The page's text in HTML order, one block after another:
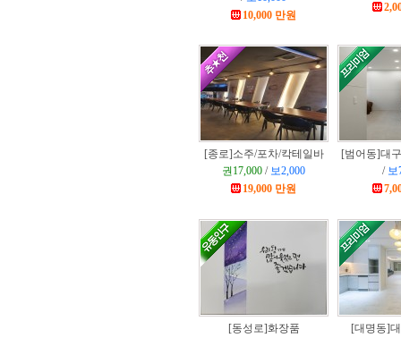
10,000 만원
[종로] 소주/포차/칵테일바
권17,000 / 보2,000
19,000 만원
[범어동]대
/ 보
[동성로]화장품
[대명동]